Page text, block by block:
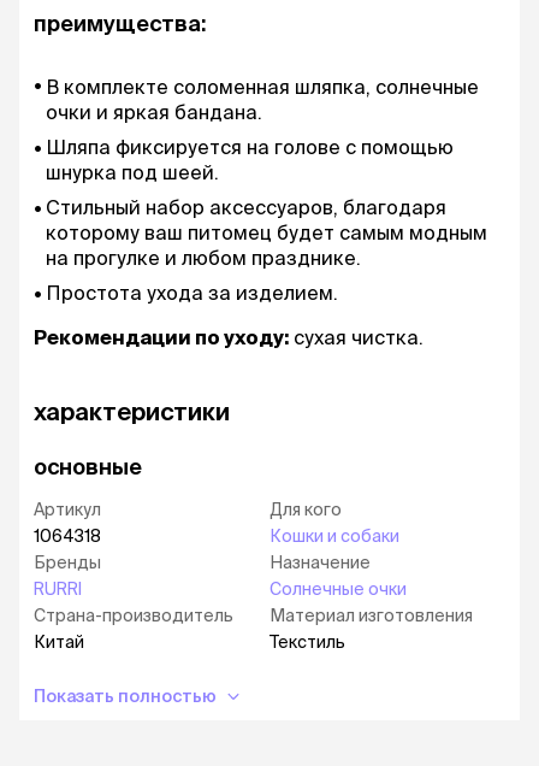
преимущества:
В комплекте соломенная шляпка, солнечные
очки и яркая бандана.
Шляпа фиксируется на голове с помощью
шнурка под шеей.
Стильный набор аксессуаров, благодаря
которому ваш питомец будет самым модным
на прогулке и любом празднике.
Простота ухода за изделием.
Рекомендации по уходу: сухая чистка.
характеристики
основные
Артикул
1064318
Бренды
RURRI
Страна-производитель
Китай
Для кого
Кошки и собаки
Назначение
Солнечные очки
Материал изготовления
Текстиль
Показать полностью